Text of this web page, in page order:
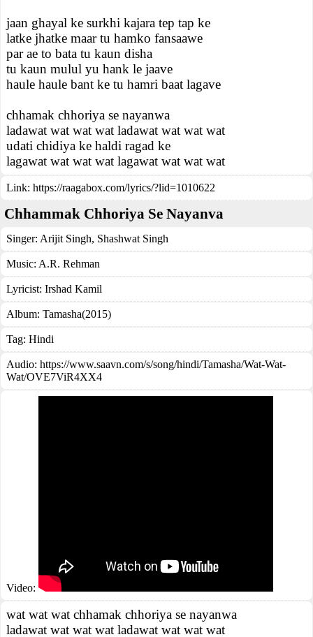
jaan ghayal ke surkhi kajara tep tap ke
latke jhatke maar tu hamko fansaawe
par ae to bata tu kaun disha
tu kaun mulul yu hank le jaave
haule haule bant ke tu hamri baat lagave
chhamak chhoriya se nayanwa
ladawat wat wat wat ladawat wat wat wat
udati chidiya ke haldi ragad ke
lagawat wat wat wat lagawat wat wat wat
Link: https://raagabox.com/lyrics/?lid=1010622
Chhammak Chhoriya Se Nayanva
Singer: Arijit Singh, Shashwat Singh
Music: A.R. Rehman
Lyricist: Irshad Kamil
Album: Tamasha(2015)
Tag: Hindi
Audio: https://www.saavn.com/s/song/hindi/Tamasha/Wat-Wat-
Wat/OVE7ViR4XX4
Video:
wat wat wat chhamak chhoriya se nayanwa
ladawat wat wat wat ladawat wat wat wat